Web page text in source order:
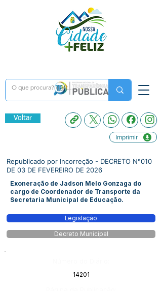
Voltar
Imprimir
Republicado por Incorreção - DECRETO N°010
DE 03 DE FEVEREIRO DE 2026
Exoneração de Jadson Melo Gonzaga do
cargo de Coordenador de Transporte da
Secretaria Municipal de Educação.
Legislação
Decreto Municipal
14201